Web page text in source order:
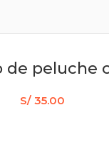
S/ 35.00